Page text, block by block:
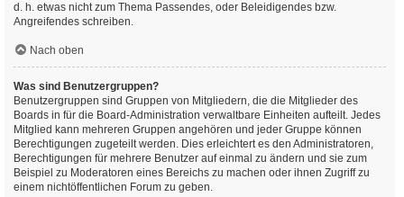
d. h. etwas nicht zum Thema Passendes, oder Beleidigendes bzw.
Angreifendes schreiben.
Nach oben
Was sind Benutzergruppen?
Benutzergruppen sind Gruppen von Mitgliedern, die die Mitglieder des
Boards in für die Board-Administration verwaltbare Einheiten aufteilt. Jedes
Mitglied kann mehreren Gruppen angehören und jeder Gruppe können
Berechtigungen zugeteilt werden. Dies erleichtert es den Administratoren,
Berechtigungen für mehrere Benutzer auf einmal zu ändern und sie zum
Beispiel zu Moderatoren eines Bereichs zu machen oder ihnen Zugriff zu
einem nichtöffentlichen Forum zu geben.